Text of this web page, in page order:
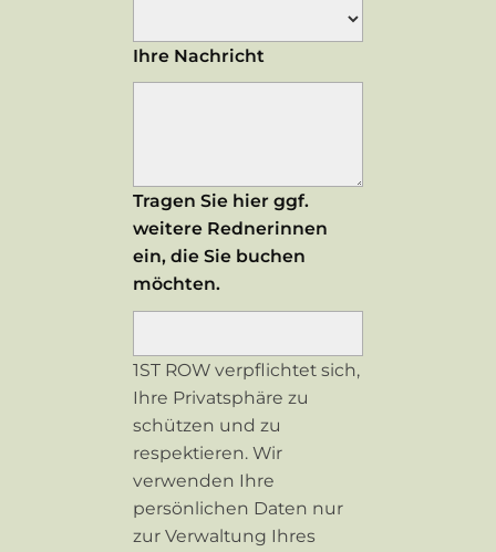
Ihre Nachricht
Tragen Sie hier ggf.
weitere Rednerinnen
ein, die Sie buchen
möchten.
1ST ROW verpflichtet sich,
Ihre Privatsphäre zu
schützen und zu
respektieren. Wir
verwenden Ihre
persönlichen Daten nur
zur Verwaltung Ihres